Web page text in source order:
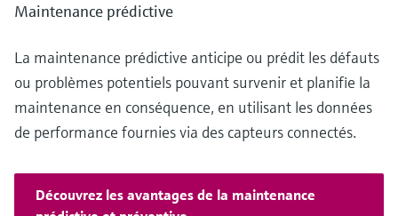
Maintenance prédictive
La maintenance prédictive anticipe ou prédit les défauts
ou problèmes potentiels pouvant survenir et planifie la
maintenance en conséquence, en utilisant les données
de performance fournies via des capteurs connectés.
Découvrez les avantages de la maintenance